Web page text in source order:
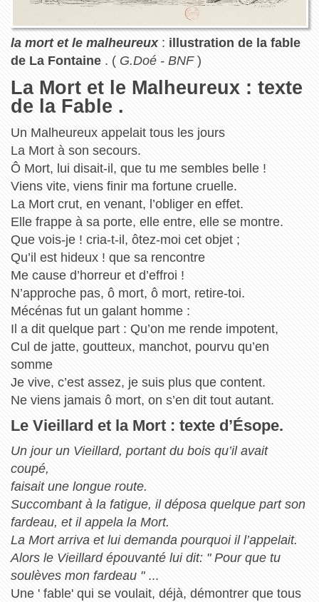
la mort et le malheureux: illustration de la fable
de La Fontaine. ( G.Doé - BNF)
La Mort et le Malheureux : texte
de la Fable .
Un Malheureux appelait tous les jours
La Mort à son secours.
Ô Mort, lui disait-il, que tu me sembles belle !
Viens vite, viens finir ma fortune cruelle.
La Mort crut, en venant, l’obliger en effet.
Elle frappe à sa porte, elle entre, elle se montre.
Que vois-je ! cria-t-il, ôtez-moi cet objet ;
Qu’il est hideux ! que sa rencontre
Me cause d’horreur et d’effroi !
N’approche pas, ô mort, ô mort, retire-toi.
Mécénas fut un galant homme :
Il a dit quelque part : Qu’on me rende impotent,
Cul de jatte, goutteux, manchot, pourvu qu’en
somme
Je vive, c’est assez, je suis plus que content.
Ne viens jamais ô mort, on s’en dit tout autant.
Le Vieillard et la Mort : texte d’Ésope.
Un jour un Vieillard, portant du bois qu’il avait
coupé,
faisait une longue route.
Succombant à la fatigue, il déposa quelque part son
fardeau, et il appela la Mort.
La Mort arriva et lui demanda pourquoi il l’appelait.
Alors le Vieillard épouvanté lui dit: " Pour que tu
soulèves mon fardeau "...
Une ' fable' qui se voulait, déjà, démontrer que tous